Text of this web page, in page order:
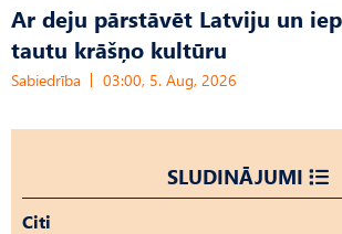
Ar deju pārstāvēt Latviju un
tautu krāšņo kultūru
Sabiedrība 03:00, 5. Aug, 2026
SLUDINĀJUMI
Citi